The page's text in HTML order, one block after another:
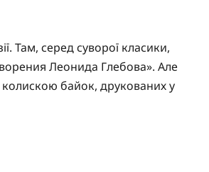
Там, серед суворої класики,
Леонида Глебова». Але
колискою байок, друкованих у